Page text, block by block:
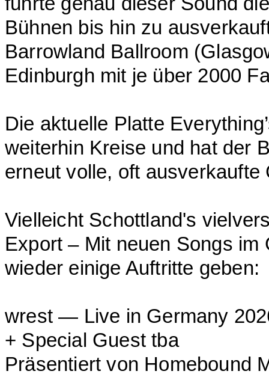
Bühnen bis hin zu
Barrowland Ballroom
Edinburgh mit je über 2000
Die aktuelle Platte
weiterhin Kreise und hat der
erneut volle, oft
Vielleicht Schottland's
Export – Mit neuen Songs
wieder einige Auftritte geben:
wrest — Live in Germany
+ Special Guest tba
Präsentiert von Homebound